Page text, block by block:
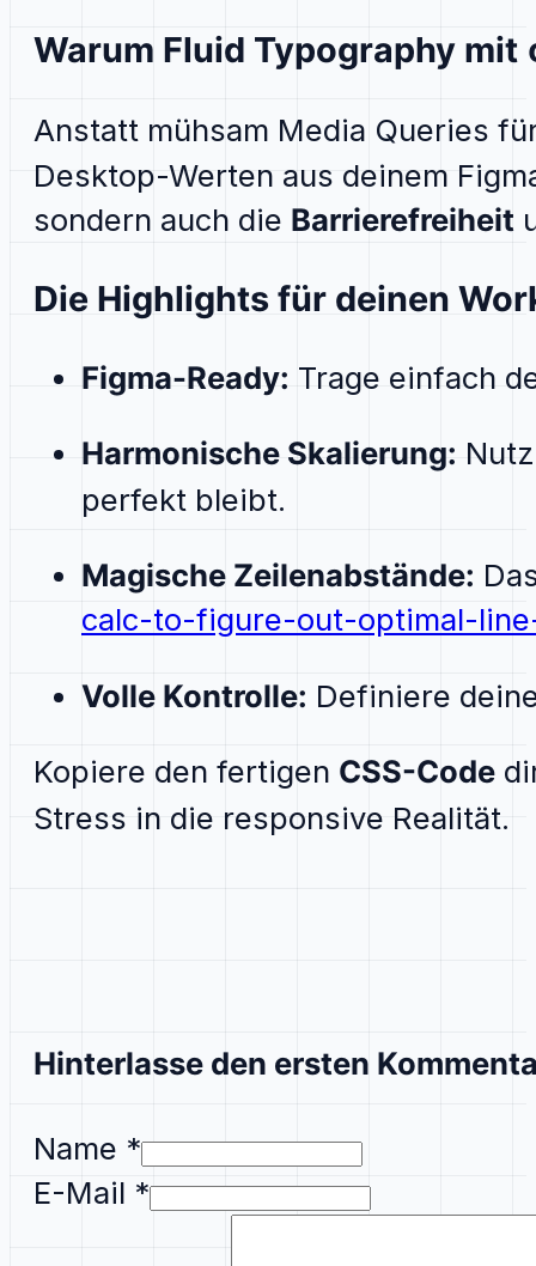
Warum Fluid Typography mit
Anstatt mühsam Media Queries
Desktop-Werten aus deinem
sondern auch die Barrierefreiheit
Die Highlights für deinen
Figma-Ready: Trage einfach
Harmonische Skalierung:
perfekt bleibt.
Magische Zeilenabstände:
calc-to-figure-out-optimal-
Volle Kontrolle: Definiere
Kopiere den fertigen CSS-Code
Stress in die responsive Realität.
Hinterlasse den ersten
Name *
E-Mail *